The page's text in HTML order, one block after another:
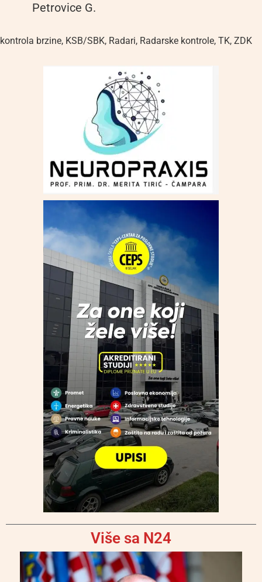
Petrovice G.
kontrola brzine, KSB/SBK, Radari, Radarske kontrole, TK, ZDK
Više sa N24